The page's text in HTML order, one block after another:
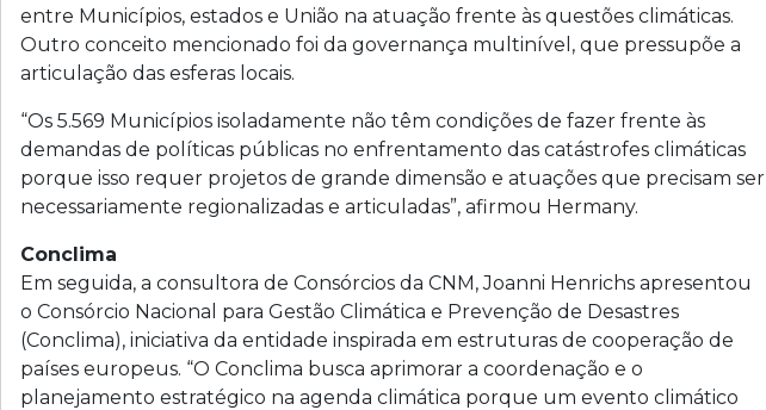
entre Municípios, estados e União na atuação frente às questões climáticas.
Outro conceito mencionado foi da governança multinível, que pressupõe a
articulação das esferas locais.
“Os 5.569 Municípios isoladamente não têm condições de fazer frente às
demandas de políticas públicas no enfrentamento das catástrofes climáticas
porque isso requer projetos de grande dimensão e atuações que precisam ser
necessariamente regionalizadas e articuladas”, afirmou Hermany.
Conclima
Em seguida, a consultora de Consórcios da CNM, Joanni Henrichs apresentou
o Consórcio Nacional para Gestão Climática e Prevenção de Desastres
(Conclima), iniciativa da entidade inspirada em estruturas de cooperação de
países europeus. “O Conclima busca aprimorar a coordenação e o
planejamento estratégico na agenda climática porque um evento climático